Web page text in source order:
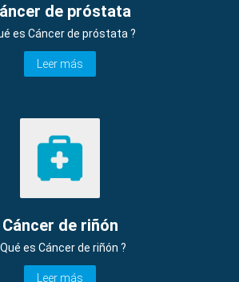
de próstata
es Cáncer de próstata ?
Leer más
Cáncer de riñón
es Cáncer de riñón ?
Leer más